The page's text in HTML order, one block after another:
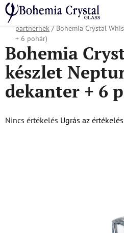
Ugrás
fő
tartalomhoz
Kezdőlap
/ Népszerű kollekciók /
partnernek / Bohemia Crystal
+ 6 pohár)
Bohemia
készlet
dekanter + 6
A
Nincs értékelés Ugrás az